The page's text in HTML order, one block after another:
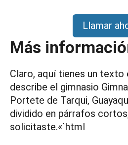
Llamar
Más
Claro, aquí tienes un texto
describe el gimnasio
Portete de Tarqui,
dividido en párrafos
solicitaste.«`html